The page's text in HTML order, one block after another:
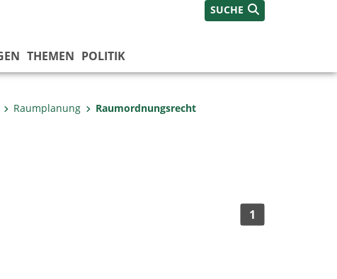
SUCHE
THEMEN POLITIK
Raumplanung Raumordnungsrecht
1